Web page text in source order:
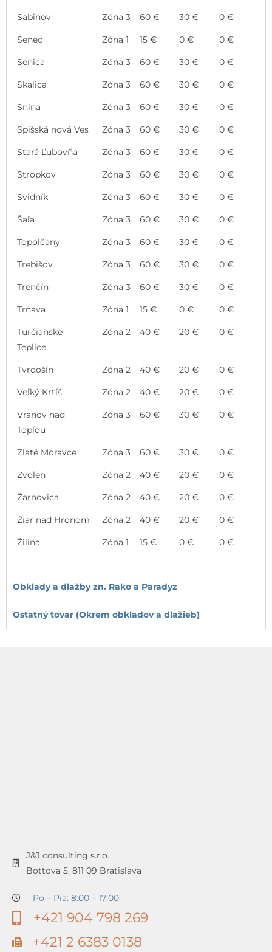
Sabinov Zóna 3 60 € 30 € 0 €
Senec Zóna 1 15 € 0 € 0 €
Senica Zóna 3 60 € 30 € 0 €
Skalica Zóna 3 60 € 30 € 0 €
Snina Zóna 3 60 € 30 € 0 €
Spišská nová Ves Zóna 3 60 € 30 € 0 €
Stará Ľubovňa Zóna 3 60 € 30 € 0 €
Stropkov Zóna 3 60 € 30 € 0 €
Svidník Zóna 3 60 € 30 € 0 €
Šaľa Zóna 3 60 € 30 € 0 €
Topolčany Zóna 3 60 € 30 € 0 €
Trebišov Zóna 3 60 € 30 € 0 €
Trenčín Zóna 3 60 € 30 € 0 €
Trnava Zóna 1 15 € 0 € 0 €
Turčianske
Teplice
Zóna 2 40 € 20 € 0 €
Tvrdošín Zóna 2 40 € 20 € 0 €
Veľký Krtíš Zóna 2 40 € 20 € 0 €
Vranov nad
Topľou
Zóna 3 60 € 30 € 0 €
Zlaté Moravce Zóna 3 60 € 30 € 0 €
Zvolen Zóna 2 40 € 20 € 0 €
Žarnovica Zóna 2 40 € 20 € 0 €
Žiar nad Hronom Zóna 2 40 € 20 € 0 €
Žilina Zóna 1 15 € 0 € 0 €
Obklady a dlažby zn. Rako a Paradyz
Ostatný tovar (Okrem obkladov a dlažieb)
J&J consulting s.r.o.
Bottova 5, 811 09 Bratislava
Po – Pia: 8:00 – 17:00
+421 904 798 269
+421 2 6383 0138